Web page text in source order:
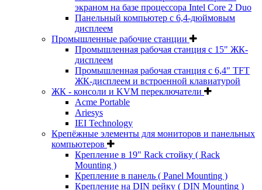
экраном на базе процессора Intel Core 2 Duo
Панельный компьютер с 6,4-дюймовым
дисплеем
Промышленные рабочие станции
Промышленная рабочая станция с 15" ЖК-
дисплеем
Промышленная рабочая станция с 6,4" TFT
ЖК-дисплеем и встроенной клавиатурой
ЖК - консоли и KVM переключатели
Acme Portable
Ariesys
IEI Technology
Крепёжные элементы для мониторов и панельных
компьютеров
Крепление в 19" Rack стойку ( Rack
Mounting )
Крепление в панель ( Panel Mounting )
Крепление на DIN рейку ( DIN Mounting )